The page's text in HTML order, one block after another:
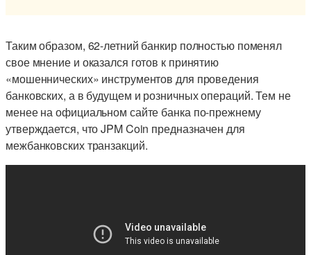
Таким образом, 62-летний банкир полностью поменял
свое мнение и оказался готов к принятию
«мошеннических» инструментов для проведения
банковских, а в будущем и розничных операций. Тем не
менее на официальном сайте банка по-прежнему
утверждается, что JPM Coin предназначен для
межбанковских транзакций.